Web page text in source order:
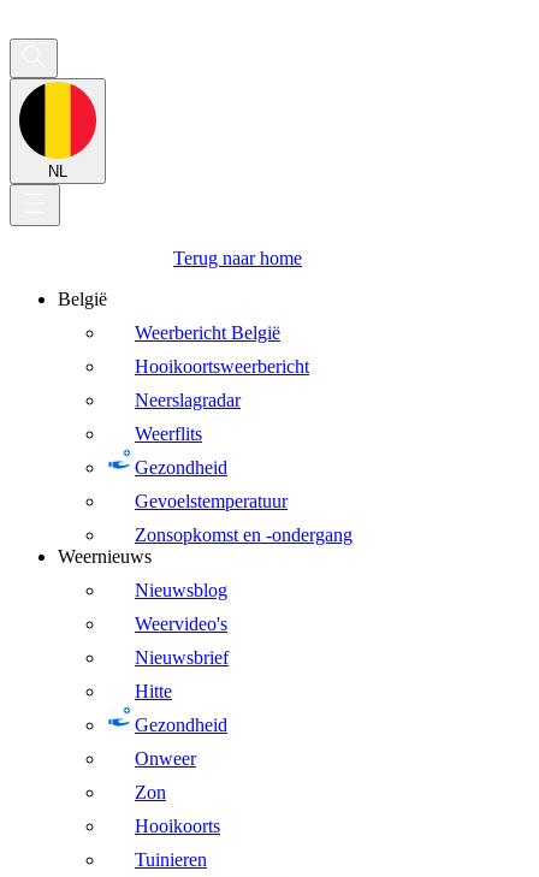
NL
Terug naar home
België
Weerbericht België
Hooikoortsweerbericht
Neerslagradar
Weerflits
Gezondheid
Gevoelstemperatuur
Zonsopkomst en -ondergang
Weernieuws
Nieuwsblog
Weervideo's
Nieuwsbrief
Hitte
Gezondheid
Onweer
Zon
Hooikoorts
Tuinieren